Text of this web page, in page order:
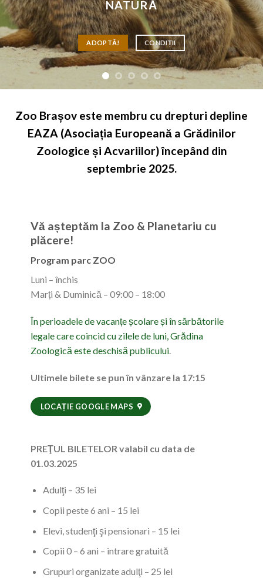
Vino în Lumea Animalelor
VEZI ANIMALE CUMPĂRĂ BILET
Zoo Brașov este membru cu drepturi depline
EAZA (Asociația Europeană a Grădinilor
Zoologice și Acvariilor) începând din
septembrie 2025.
Vă așteptăm la Zoo & Planetariu cu
plăcere!
Program parc ZOO
Luni – închis
Marți & Duminică – 09:00 – 18:00
În perioadele de vacanțe școlare și în sărbătorile
legale care coincid cu zilele de luni, Grădina
Zoologică este deschisă publicului.
Ultimele bilete se pun în vânzare la 17:15
LOCAȚIE GOOGLE MAPS
PREŢUL BILETELOR valabil cu data de
01.03.2025
Adulţi – 35 lei
Copii peste 6 ani – 15 lei
Elevi, studenţi şi pensionari – 15 lei
Copii 0 – 6 ani – intrare gratuită
Grupuri organizate adulţi – 25 lei